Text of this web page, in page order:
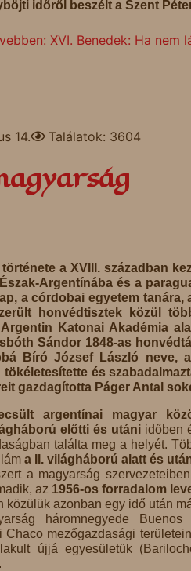
időről beszélt a Szent
XVI. Benedek: Ha
14. Találatok: 3604
a XVIII. században
Argentínába és a
a córdobai egyetem
honvédtisztek közül
Katonai Akadémia
Sándor1848-as
Bíró József László neve,
és
gazdagította Páger Antal
argentínai magyar
előtti és utáni időben
találta meg a helyét.
a II. világháború alatt és
a magyarság
az 1956-os forradalom
azonban egy idő után
háromnegyede
Chaco mezőgazdasági
újjá egyesületük